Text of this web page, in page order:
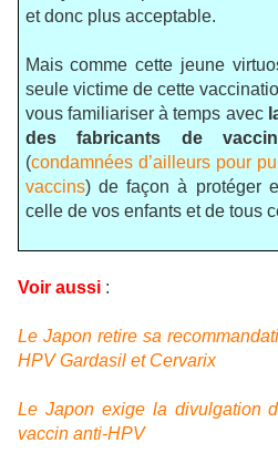
et donc plus acceptable.
Mais comme cette jeune
seule victime de cette
vous familiariser à temps avec
des fabricants de
(condamnées d’ailleurs pour
vaccins) de façon à protéger
celle de vos enfants et de tous
Voir aussi :
Le Japon retire sa
HPV Gardasil et Cervarix
Le Japon exige la divulgation
vaccin anti-HPV